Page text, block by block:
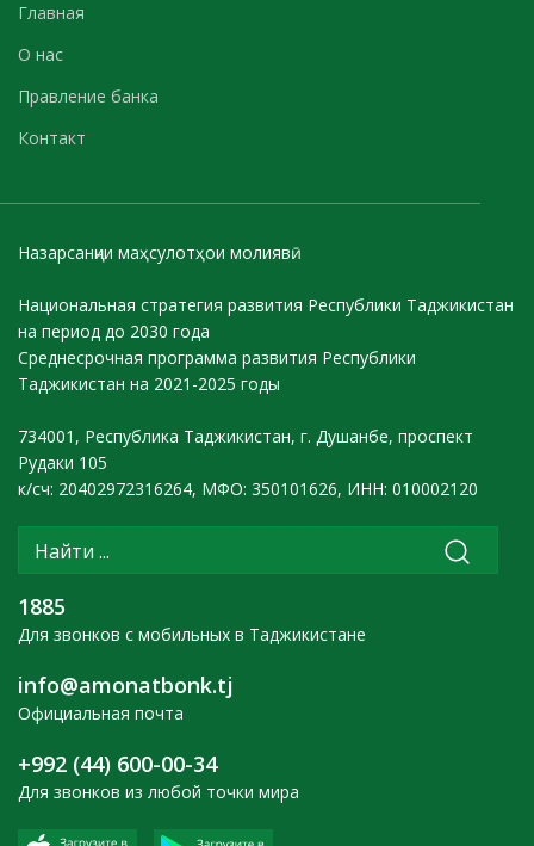
Главная
О нас
Правление банка
Контакт
Назарсанҷии маҳсулотҳои молиявӣ
Национальная стратегия развития Республики Таджикистан
на период до 2030 года
Среднесрочная программа развития Республики
Таджикистан на 2021-2025 годы
734001, Республика Таджикистан, г. Душанбе, проспект
Рудаки 105
к/сч: 20402972316264, МФО: 350101626, ИНН: 010002120
1885
Для звонков с мобильных в Таджикистане
info@amonatbonk.tj
Официальная почта
+992 (44) 600-00-34
Для звонков из любой точки мира